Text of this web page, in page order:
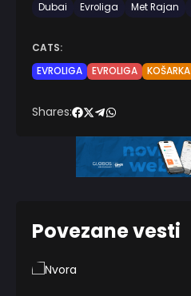
Dubai
Evroliga Met Rajan
CATS:
EVROLIGA
EVROLIGA KOŠARKA
Shares:
Povezane vesti